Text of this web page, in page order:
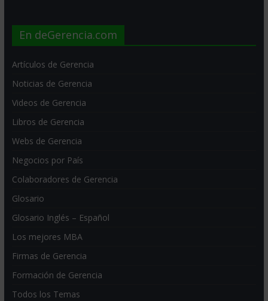
En deGerencia.com
Artículos de Gerencia
Noticias de Gerencia
Videos de Gerencia
Libros de Gerencia
Webs de Gerencia
Negocios por País
Colaboradores de Gerencia
Glosario
Glosario Inglés – Español
Los mejores MBA
Firmas de Gerencia
Formación de Gerencia
Todos los Temas